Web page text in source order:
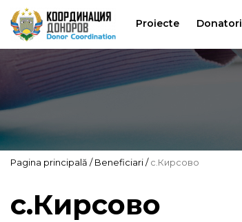
Proiecte Donatori
Pagina principală Beneficiari с.Кирсово
с.Кирсово